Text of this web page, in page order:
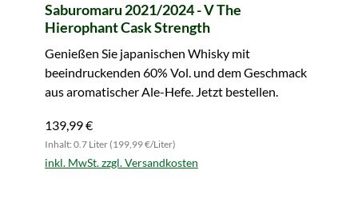
Saburomaru 2021/2024 - V The
Hierophant Cask Strength
Genießen Sie japanischen Whisky mit
beeindruckenden 60% Vol. und dem Geschmack
aus aromatischer Ale-Hefe. Jetzt bestellen.
139,99 €
Inhalt: 0.7 Liter (199,99 €/Liter)
inkl. MwSt. zzgl. Versandkosten